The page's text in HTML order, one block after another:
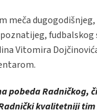
meča dugogodišnjeg,
fudbalskog
Vitomira
pobeda Radničkog,
kvalitetniji tim